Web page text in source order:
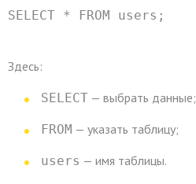
SELECT * FROM users;
Здесь:
SELECT — выбрать данные;
FROM — указать таблицу;
users — имя таблицы.